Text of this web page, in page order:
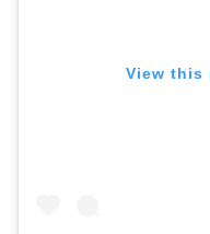
View this